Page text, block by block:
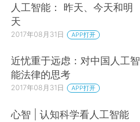
人工智能： 昨天、今天和明
天
2017年08月31日 APP打开
近忧重于远虑：对中国人工智
能法律的思考
2017年08月31日 APP打开
心智 | 认知科学看人工智能